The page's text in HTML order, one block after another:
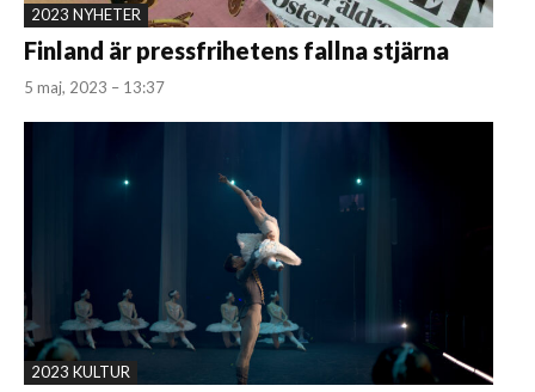
2023 NYHETER
Finland är pressfrihetens fallna stjärna
5 maj, 2023 – 13:37
2023 KULTUR